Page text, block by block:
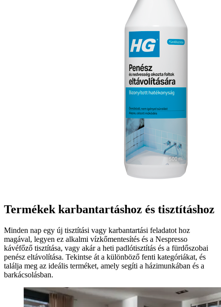
Termékek karbantartáshoz és tisztításhoz
Minden nap egy új tisztítási vagy karbantartási feladatot hoz
magával, legyen ez alkalmi vízkőmentesítés és a Nespresso
kávéfőző tisztítása, vagy akár a heti padlótisztítás és a fürdőszobai
penész eltávolítása. Tekintse át a különböző fenti kategóriákat, és
találja meg az ideális terméket, amely segíti a házimunkában és a
barkácsolásban.